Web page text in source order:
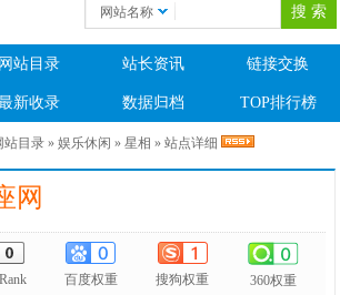
网站名称
网站目录 站长资讯 链接交换
新收录 数据归档 TOP排行榜
站目录 »娱乐休闲 »星相 » 站点详细
网
百度权重 搜狗权重
360权重